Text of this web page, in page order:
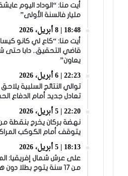
مليار فالسنة الأولى”
18:48 | 8 أبريل، 2026
أيت منا: “كاع لي كانو
قاضي التحقيق.. دابا حتى
يعاون”
22:23 | 6 أبريل، 2026
توالي النتائج السلبية
تعادل جديد أمام الدفاع
22:20 | 5 أبريل، 2026
نهضة بركان يخرج بنقطة
يتوقف أمام الكوكب
18:13 | 5 أبريل، 2026
على عرش شمال إفريقيا:
من 17 سنة يتوج بطلا دون هزيمة أو تعادل